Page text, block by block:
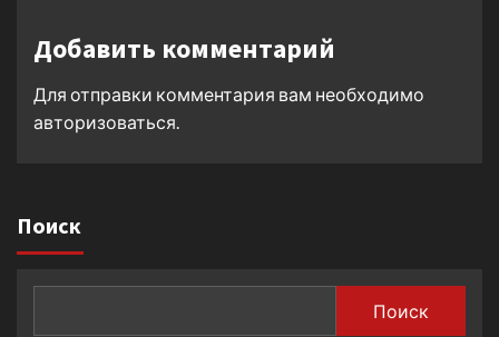
Добавить комментарий
Для отправки комментария вам необходимо
авторизоваться.
Поиск
Поиск